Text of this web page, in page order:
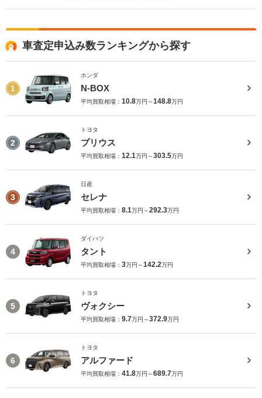
車査定申込み数ランキングから探す
1
ホンダ
N-BOX
平均買取相場： 10.8万円～148.8万円
2
トヨタ
プリウス
平均買取相場： 12.1万円～303.5万円
3
日産
セレナ
平均買取相場： 8.1万円～292.3万円
4
ダイハツ
タント
平均買取相場： 3万円～142.2万円
5
トヨタ
ヴォクシー
平均買取相場： 9.7万円～372.9万円
6
トヨタ
アルファード
平均買取相場： 41.8万円～689.7万円